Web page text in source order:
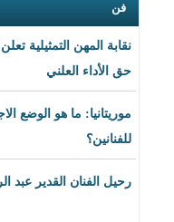
فن
نقابة المهن التمثيلية
حق الأداء العلني
موريتانيا: ما هو الوضع
للفنانين؟
رحيل الفنان القدير عبد